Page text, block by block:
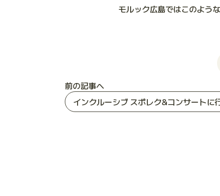
モルック広島ではこのよう
前の記事へ